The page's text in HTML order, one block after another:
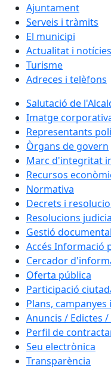
Ajuntament
Serveis i tràmits
El municipi
Actualitat i notícies
Turisme
Adreces i telèfons
Salutació de
Imatge
Representants
Òrgans de govern
Marc d'integritat
Recursos
Normativa
Decrets i
Resolucions
Gestió documental
Accés Informació
Cercador
Oferta pública
Participació
Plans,
Anuncis / Edictes /
Perfil de
Seu electrònica
Transparència